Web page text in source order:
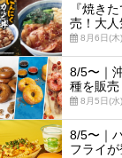
『焼き
売！大
8月6日(木
8/5〜｜
種を販売
8月5日(水
8/5〜｜
フライが